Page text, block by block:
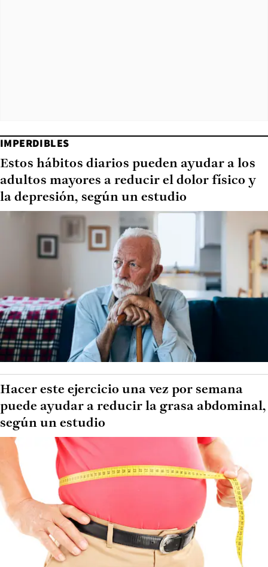
IMPERDIBLES
Estos hábitos diarios pueden ayudar a los
adultos mayores a reducir el dolor físico y
la depresión, según un estudio
Hacer este ejercicio una vez por semana
puede ayudar a reducir la grasa abdominal,
según un estudio